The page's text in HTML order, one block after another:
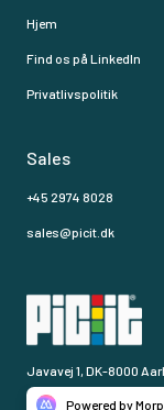
Hjem
Find os på LinkedIn
Privatlivspolitik
Sales
+45 2974 8028
sales@picit.dk
Javavej 1, DK-8000
Powered by